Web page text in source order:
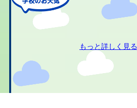
もっと詳しく見る